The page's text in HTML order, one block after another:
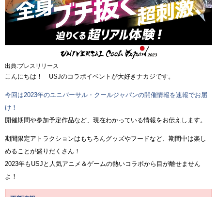
出典:プレスリリース
こんにちは！ USJのコラボイベントが大好きナカジです。
今回は2023年のユニバーサル・クールジャパンの開催情報を速報でお届
け！
開催期間や参加予定作品など、現在わかっている情報をお伝えします。
期間限定アトラクションはもちろんグッズやフードなど、期間中は楽し
めることが盛りだくさん！
2023年もUSJと人気アニメ＆ゲームの熱いコラボから目が離せません
よ！